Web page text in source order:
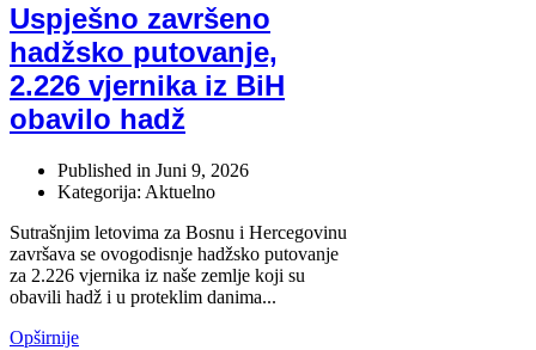
Uspješno završeno
hadžsko putovanje,
2.226 vjernika iz BiH
obavilo hadž
Published in Juni 9, 2026
Kategorija: Aktuelno
Sutrašnjim letovima za Bosnu i Hercegovinu
završava se ovogodisnje hadžsko putovanje
za 2.226 vjernika iz naše zemlje koji su
obavili hadž i u proteklim danima...
Opširnije